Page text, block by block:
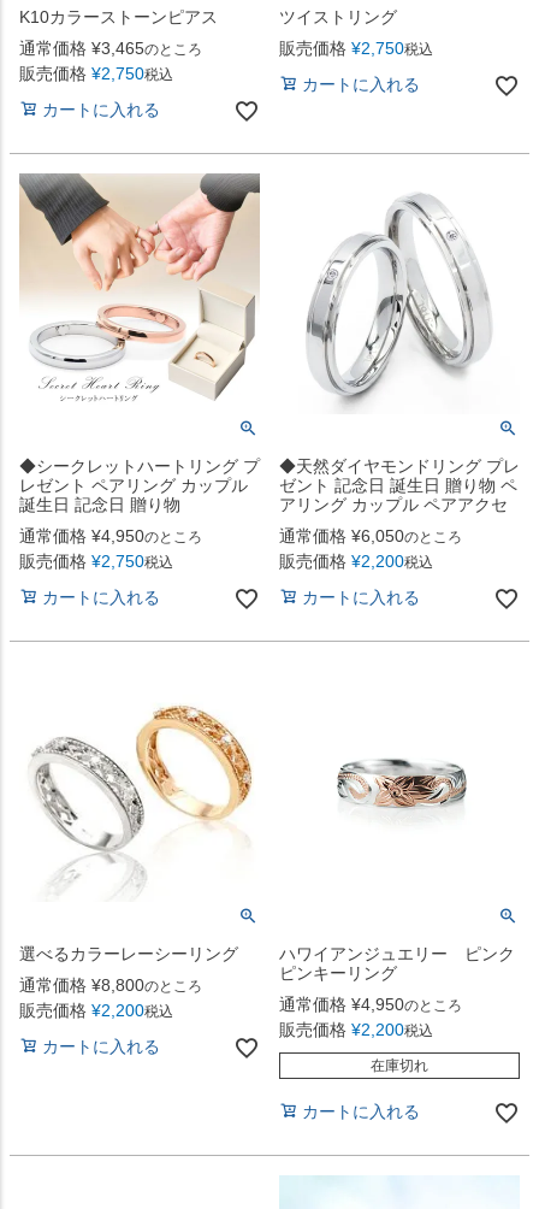
K10カラーストーンピアス
通常価格 ¥3,465のところ
販売価格 ¥2,750税込
カートに入れる
ツイストリング
販売価格 ¥2,750税込
カートに入れる
◆シークレットハートリング プ
レゼント ペアリング カップル
誕生日 記念日 贈り物
通常価格 ¥4,950のところ
販売価格 ¥2,750税込
カートに入れる
◆天然ダイヤモンドリング プレ
ゼント 記念日 誕生日 贈り物 ペ
アリング カップル ペアアクセ
通常価格 ¥6,050のところ
販売価格 ¥2,200税込
カートに入れる
選べるカラーレーシーリング
通常価格 ¥8,800のところ
販売価格 ¥2,200税込
カートに入れる
ハワイアンジュエリー ピンク
ピンキーリング
通常価格 ¥4,950のところ
販売価格 ¥2,200税込
在庫切れ
カートに入れる